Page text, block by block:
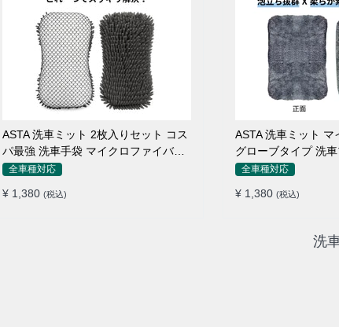
ASTA 洗車ミット 2枚入りセット コス
パ最強 洗車手袋 マイクロファイバー
製 洗車グッズ 車 バイク 自転車用 洗
全車種対応
¥ 1,380 (税込)
ASTA 洗車ミット
グローブタイプ 洗
止 高吸水 車 バイク
全車種対応
¥ 1,380 (税込)
洗